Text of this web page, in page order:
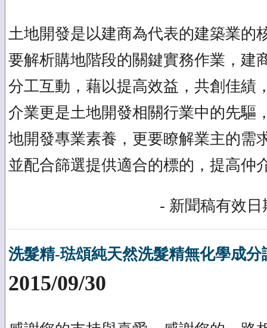
土地開發是以建商為代表的建築業的
要解析購地階段的關鍵實務作業，建
分工互動，藉以提高效益，共創佳績
介業更是土地開發相關行業中的先驅
地開發專業素養，更要瞭解業主的需
並配合篩選提供適合的標的，提高仲
- 新聞稿有效日
洗髮精-琺頌純天然洗髮精無化學成分
2015/09/30